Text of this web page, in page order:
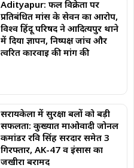
Adityapur: फल विक्रेता पर
प्रतिबंधित मांस के सेवन का आरोप,
विश्व हिंदू परिषद ने आदित्यपुर थाने
में दिया ज्ञापन, निष्पक्ष जांच और
त्वरित कार्रवाई की मांग की
सरायकेला में सुरक्षा बलों को बड़ी
सफलता: कुख्यात माओवादी जोनल
कमांडर रवि सिंह सरदार समेत 3
गिरफ्तार, AK-47 व इंसास का
जखीरा बरामद